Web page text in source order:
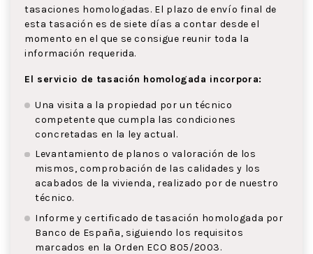
tasaciones homologadas. El plazo de envío final de
esta tasación es de siete días a contar desde el
momento en el que se consigue reunir toda la
información requerida.
El servicio de tasación homologada incorpora:
Una visita a la propiedad por un técnico
competente que cumpla las condiciones
concretadas en la ley actual.
Levantamiento de planos o valoración de los
mismos, comprobación de las calidades y los
acabados de la vivienda, realizado por de nuestro
técnico.
Informe y certificado de tasación homologada por
Banco de España, siguiendo los requisitos
marcados en la Orden ECO 805/2003.